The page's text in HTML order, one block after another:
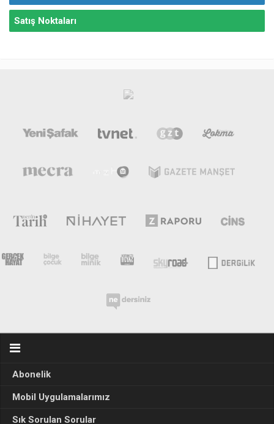
Satış Noktaları
Abonelik
Mobil Uygulamalarımız
Sık Sorulan Sorular